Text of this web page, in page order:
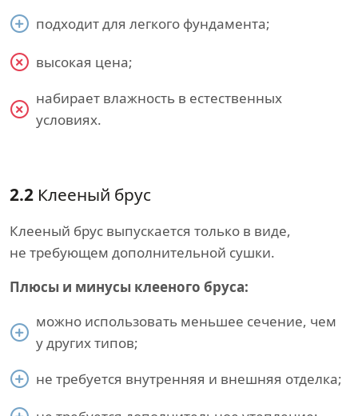
подходит для легкого фундамента;
высокая цена;
набирает влажность в естественных
условиях.
2.2 Клееный брус
Клееный брус выпускается только в виде,
не требующем дополнительной сушки.
Плюсы и минусы клееного бруса:
можно использовать меньшее сечение, чем
у других типов;
не требуется внутренняя и внешняя отделка;